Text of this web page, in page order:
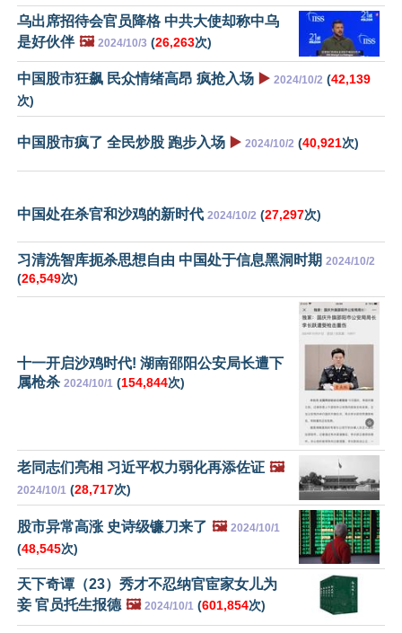
乌出席招待会官员降格 中共大使却称中乌
是好伙伴 🖼️ 2024/10/3 (26,263次)
中国股市狂飙 民众情绪高昂 疯抢入场 ▶️ 2024/10/2 (42,139
次)
中国股市疯了 全民炒股 跑步入场 ▶️ 2024/10/2 (40,921次)
中国处在杀官和沙鸡的新时代 2024/10/2 (27,297次)
习清洗智库扼杀思想自由 中国处于信息黑洞时期 2024/10/2
(26,549次)
十一开启沙鸡时代! 湖南邵阳公安局长遭下
属枪杀 2024/10/1 (154,844次)
老同志们亮相 习近平权力弱化再添佐证 🖼️
2024/10/1 (28,717次)
股市异常高涨 史诗级镰刀来了 🖼️ 2024/10/1
(48,545次)
天下奇谭（23）秀才不忍纳官宦家女儿为
妾 官员托生报德 🖼️ 2024/10/1 (601,854次)